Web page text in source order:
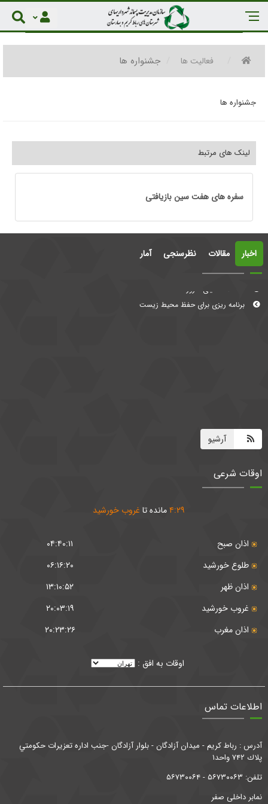
فعالیت ها جشنواره ها
جشنواره ها
لینک های مرتبط
سفره های هفت سین بازیافتی
اخبار مقالات نظرسنجی آمار
برنامه ریزی برای حفظ محیط زیست
آرشیو
اوقات شرعی
۴:۲۹ مانده تا غروب خورشید
۰۴:۴۰:۱۱
اذان صبح
۰۶:۱۶:۲۰
طلوع خورشید
۱۳:۱۰:۵۲
اذان ظهر
۲۰:۰۳:۱۹
غروب خورشید
۲۰:۲۳:۲۶
اذان مغرب
اوقات به افق :
اطلاعات تماس
آدرس : رباط كريم - ميدان آزادگان - بلوار آزادگان -جنب اداره تعزيرات حكومتي
پلاك ۷۴۲ واحد۱
تلفن: ۵۶۷۳۰۰۶۳ - ۵۶۷۳۰۰۶۴
نمابر داخلی صفر